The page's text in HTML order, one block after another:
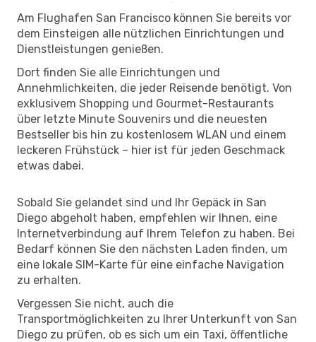
Am Flughafen San Francisco können Sie bereits vor
dem Einsteigen alle nützlichen Einrichtungen und
Dienstleistungen genießen.
Dort finden Sie alle Einrichtungen und
Annehmlichkeiten, die jeder Reisende benötigt. Von
exklusivem Shopping und Gourmet-Restaurants
über letzte Minute Souvenirs und die neuesten
Bestseller bis hin zu kostenlosem WLAN und einem
leckeren Frühstück – hier ist für jeden Geschmack
etwas dabei.
Sobald Sie gelandet sind und Ihr Gepäck in San
Diego abgeholt haben, empfehlen wir Ihnen, eine
Internetverbindung auf Ihrem Telefon zu haben. Bei
Bedarf können Sie den nächsten Laden finden, um
eine lokale SIM-Karte für eine einfache Navigation
zu erhalten.
Vergessen Sie nicht, auch die
Transportmöglichkeiten zu Ihrer Unterkunft von San
Diego zu prüfen, ob es sich um ein Taxi, öffentliche